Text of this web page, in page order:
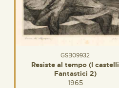
GSB09932
Resiste al tempo (I castelli
Fantastici 2)
1965